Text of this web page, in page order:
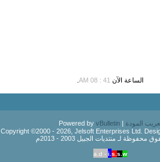
الساعة الآن 41 : 08 AM
المودة | Powered by
vBulletin
Copyright ©2000 - 2026, Jelsoft Enterprises Ltd.
محفوظة لـ منتديات الجبيل 2003 - 2013م
a.d - i.s.s.w